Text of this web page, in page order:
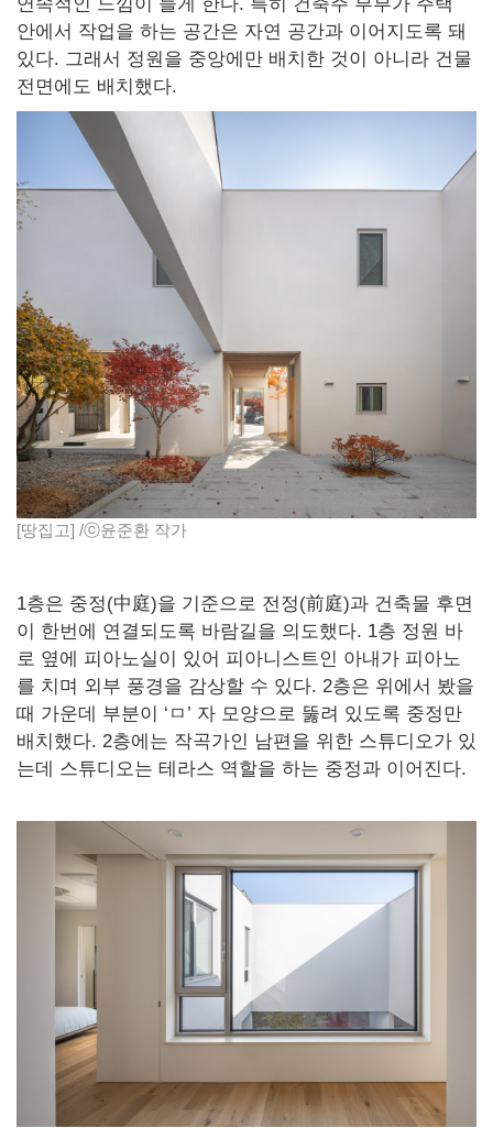
연속적인 느낌이 들게 한다. 특히 건축주 부부가 주택
안에서 작업을 하는 공간은 자연 공간과 이어지도록 돼
있다. 그래서 정원을 중앙에만 배치한 것이 아니라 건물
전면에도 배치했다.
[땅집고] /ⓒ윤준환 작가
1층은 중정(中庭)을 기준으로 전정(前庭)과 건축물 후면
이 한번에 연결되도록 바람길을 의도했다. 1층 정원 바
로 옆에 피아노실이 있어 피아니스트인 아내가 피아노
를 치며 외부 풍경을 감상할 수 있다. 2층은 위에서 봤을
때 가운데 부분이 ‘ㅁ’ 자 모양으로 뚫려 있도록 중정만
배치했다. 2층에는 작곡가인 남편을 위한 스튜디오가 있
는데 스튜디오는 테라스 역할을 하는 중정과 이어진다.